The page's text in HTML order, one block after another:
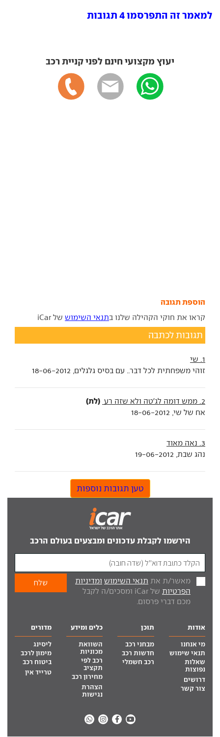
למאמר זה התפרסמו 4 תגובות
יעוץ מקצועי חינם לפני קניית רכב
הוספת תגובה
קראו את חוקי הקהילה שלנו בתנאי השימוש של iCar
תגובות לכתבה
1. שי
זוהי משפחתית לכל דבר.. עם בסיס גלגלים, 18-06-2012
2. ממש דומה לג'טה ולא שזה רע (לת)
אח של שי, 18-06-2012
3. נאה מאוד
נהג שבת, 19-06-2012
טען תגובות נוספות
הירשמו לקבלת עדכונים ומבצעים בעולם הרכב
מאשר/ת את תנאי השימוש ומדיניות
הפרטיות
של iCar ומסכים/ה לקבל
מכם דברי פרסום.
אודות
מי אנחנו
תנאי שימוש
שאלות
נפוצות
דרושים
צור קשר
תוכן
מבחני רכב
חדשות רכב
רכב חשמלי
כלים ומידע
השוואת
מכוניות
רכב לפי
תקציב
מחירון רכב
הצהרת
נגישות
מדורים
ליסינג
מימון לרכב
ביטוח רכב
טרייד אין